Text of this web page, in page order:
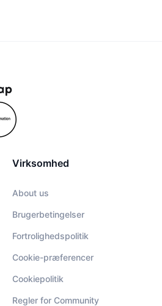
Virksomhed
About us
Brugerbetingelser
Fortrolighedspolitik
Cookie-præferencer
Cookiepolitik
Regler for Community